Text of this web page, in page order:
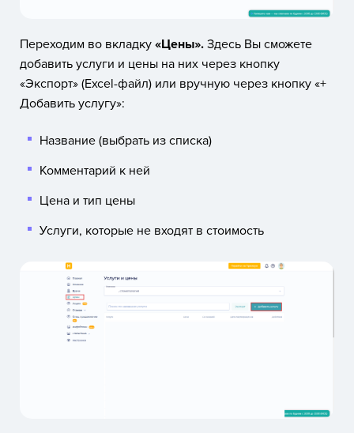
Переходим во вкладку «Цены». Здесь Вы сможете
добавить услуги и цены на них через кнопку
«Экспорт» (Excel-файл) или вручную через кнопку «+
Добавить услугу»:
Название (выбрать из списка)
Комментарий к ней
Цена и тип цены
Услуги, которые не входят в стоимость